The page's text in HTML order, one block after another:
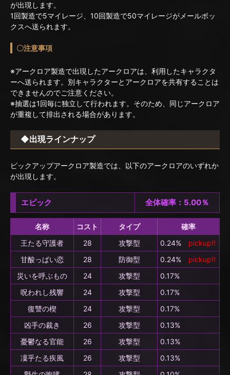
が出現します。
1回製造で5マイレージ、10回製造で50マイレージがメールボッ
クスへ送られます。
〇注意事項
※アークロア製造で出現したアークロアは、利用したキャラクタ
ーへ送られます。別キャラクターとアークロアを共有することは
できませんのでご注意ください。
※抽選は1回毎に独立して行われます。そのため、同じアークロア
が重複して排出される場合があります。
◆出現ラインナップ
ピックアップアークロア製造では、以下のアークロアのいずれか
が出現します。
エピック 全体確率：5.00％
名称 コスト タイプ
確率
王たる守護者
28 攻撃型 0.24% pickup!!
甘酸っぱい恋
28 防御型 0.24% pickup!!
災いを呼ぶもの
24 攻撃型
0.17%
呪われし残響
24 攻撃型
0.17%
復讐の楔
24 攻撃型
0.17%
凶手の裁き
26 攻撃型
0.13%
憂鬱なる官能
26 攻撃型
0.13%
凜乎たる疾風
26 攻撃型
0.13%